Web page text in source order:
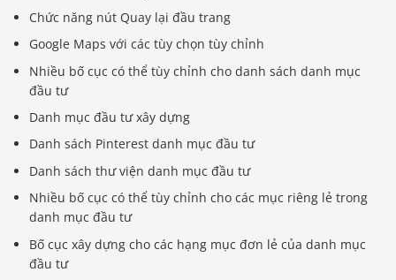
Chức năng nút Quay lại đầu trang
Google Maps với các tùy chọn tùy chỉnh
Nhiều bố cục có thể tùy chỉnh cho danh sách danh mục
đầu tư
Danh mục đầu tư xây dựng
Danh sách Pinterest danh mục đầu tư
Danh sách thư viện danh mục đầu tư
Nhiều bố cục có thể tùy chỉnh cho các mục riêng lẻ trong
danh mục đầu tư
Bố cục xây dựng cho các hạng mục đơn lẻ của danh mục
đầu tư